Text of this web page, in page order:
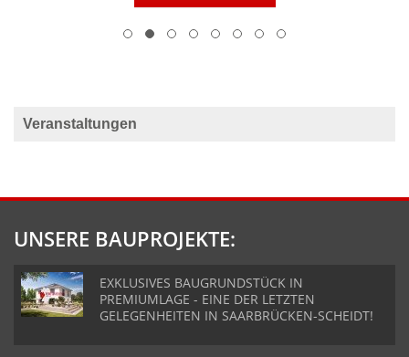
Veranstaltungen
UNSERE BAUPROJEKTE:
EXKLUSIVES BAUGRUNDSTÜCK IN
PREMIUMLAGE - EINE DER LETZTEN
GELEGENHEITEN IN SAARBRÜCKEN-SCHEIDT!